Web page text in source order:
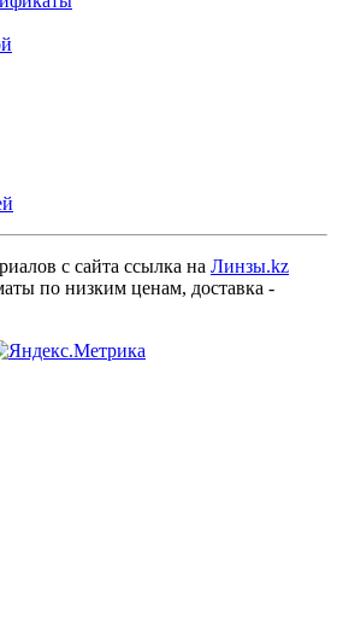
с сайта ссылка на Линзы.kz
по низким ценам, доставка -